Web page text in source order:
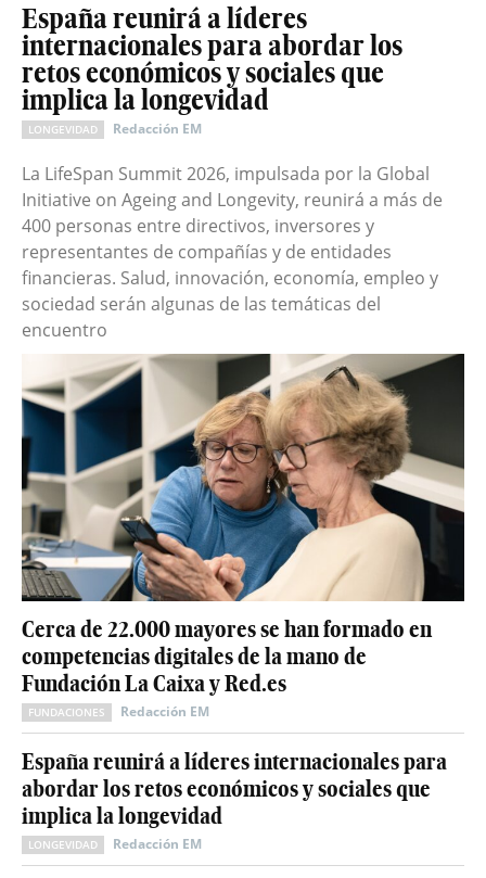
España reunirá a líderes
internacionales para abordar los
retos económicos y sociales que
implica la longevidad
LONGEVIDAD Redacción EM
La LifeSpan Summit 2026, impulsada por la Global
Initiative on Ageing and Longevity, reunirá a más de
400 personas entre directivos, inversores y
representantes de compañías y de entidades
financieras. Salud, innovación, economía, empleo y
sociedad serán algunas de las temáticas del
encuentro
Cerca de 22.000 mayores se han formado en
competencias digitales de la mano de
Fundación La Caixa y Red.es
FUNDACIONES Redacción EM
España reunirá a líderes internacionales para
abordar los retos económicos y sociales que
implica la longevidad
LONGEVIDAD Redacción EM